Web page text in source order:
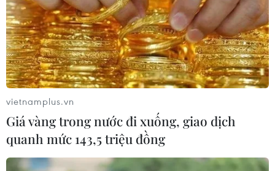
Atletico là đối thủ không quá xa lạ gì với Bayern Munich
khi mà hai đội đã đối đầu nhau đến 4 lần trong 4 năm
qua, và mỗi đội đều giành được hai chiến thắng.
vietnamplus.vn
Giá vàng trong nước đi xuống, giao dịch
quanh mức 143,5 triệu đồng